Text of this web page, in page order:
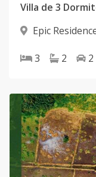
Epic
3 2 2